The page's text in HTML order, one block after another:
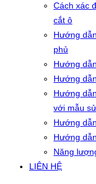
Cách xác
cắt ô
Hướng
phủ
Hướng
Hướng
Hướng
với mẫu
Hướng
Hướng
Năng
LIÊN HỆ